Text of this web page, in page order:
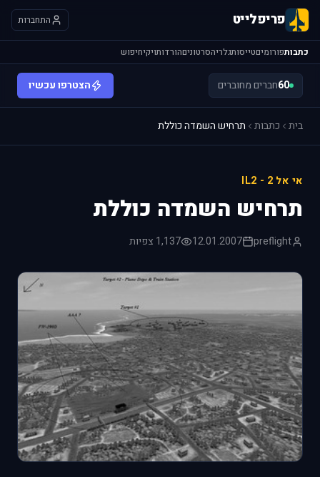
פריפלייט התחברות
כתבותפורומיםטייסותגלריהסרטוניםהורדותויקיחיפוש
60חברים מחוברים הצטרפו עכשיו
בית כתבות תרחיש השמדה כוללת
אי אל 2 - IL2
תרחיש השמדה כוללת
preflight
12.01.2007 1,137 צפיות